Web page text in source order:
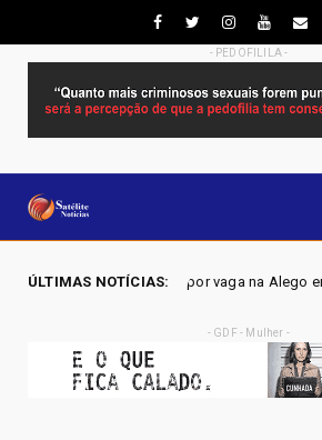
- PEDOFILILA -
ÚLTIMAS NOTÍCIAS:
por vaga na Alego em Novo Gama, aponta
- GDF - Mulher -